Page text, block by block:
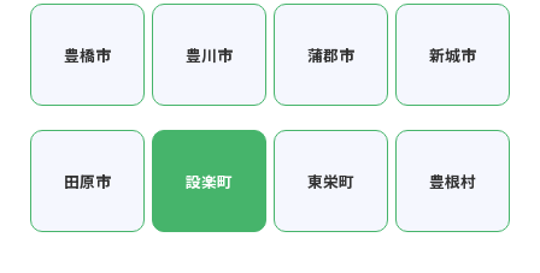
豊橋市 豊川市 蒲郡市 新城市
田原市 設楽町 東栄町 豊根村